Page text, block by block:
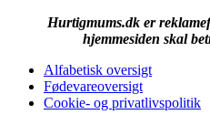
Hurtigmums.dk er
hjemmesiden skal
Alfabetisk oversigt
Fødevareoversigt
Cookie- og privatlivspolitik